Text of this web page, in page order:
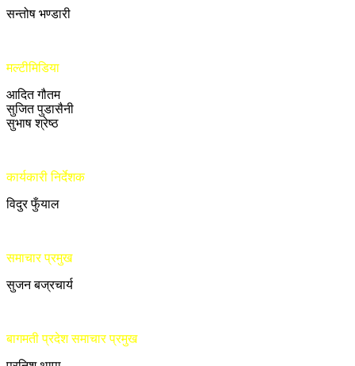
सन्तोष भण्डारी
मल्टीमिडिया
आदित गौतम
सुजित पुडासैनी
सुभाष श्रेष्ठ
कार्यकारी निर्देशक
विदुर फुँयाल
समाचार प्रमुख
सुजन बज्रचार्य
बागमती प्रदेश समाचार प्रमुख